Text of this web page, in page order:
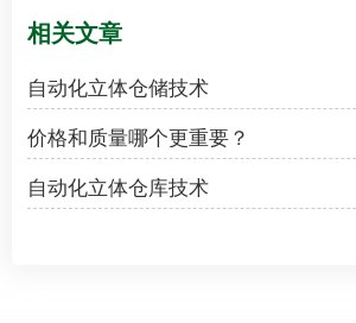
相关文章
自动化立体仓储技术
价格和质量哪个更重要？
自动化立体仓库技术